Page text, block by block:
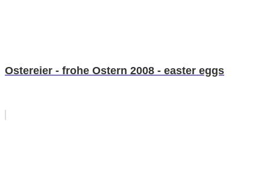
Ostereier - frohe Ostern 2008 - easter eggs